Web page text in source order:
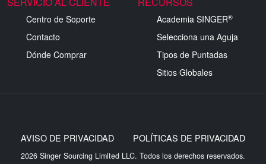
Centro de Soporte
Contacto
Dónde Comprar
Academia SINGER®
Selecciona una Aguja
Tipos de Puntadas
Sitios Globales
2026 Singer Sourcing Limited LLC. Todos los derechos reservados.
AVISO DE PRIVACIDAD POLÍTICAS DE PRIVACIDAD